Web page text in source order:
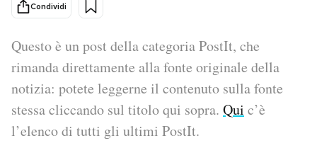
Scienza
Economia
Sport
Altrecose
Mondiali calcio 2026
PODCAST
Condividi
Questo è un post della categoria PostIt, che
rimanda direttamente alla fonte originale della
notizia: potete leggerne il contenuto sulla fonte
stessa cliccando sul titolo qui sopra. Qui c’è
l’elenco di tutti gli ultimi PostIt.